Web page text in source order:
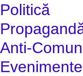
Politică
Anti-
Evenimente